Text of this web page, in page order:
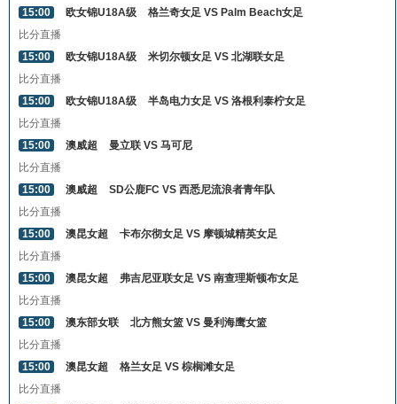
15:00
欧女锦U18A级
格兰奇女足 VS Palm Beach女足
比分直播
15:00
欧女锦U18A级
米切尔顿女足 VS 北湖联女足
比分直播
15:00
欧女锦U18A级
半岛电力女足 VS 洛根利泰柠女足
比分直播
15:00
澳威超
曼立联 VS 马可尼
比分直播
15:00
澳威超
SD公鹿FC VS 西悉尼流浪者青年队
比分直播
15:00
澳昆女超
卡布尔彻女足 VS 摩顿城精英女足
比分直播
15:00
澳昆女超
弗吉尼亚联女足 VS 南查理斯顿布女足
比分直播
15:00
澳东部女联
北方熊女篮 VS 曼利海鹰女篮
比分直播
15:00
澳昆女超
格兰女足 VS 棕榈滩女足
比分直播